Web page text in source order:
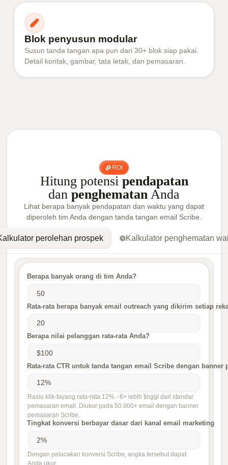
Blok penyusun modular
Susun tanda tangan apa pun dari 30+ blok siap pakai.
Detail kontak, gambar, tata letak, dan pemasaran.
ROI
Hitung potensi pendapatan
dan penghematan Anda
Lihat berapa banyak pendapatan dan waktu yang dapat
diperoleh tim Anda dengan tanda tangan email Scribe.
perolehan prospek Kalkulator penghematan
Berapa banyak orang di tim Anda?
Rata-rata berapa banyak email outreach yang dikirim setiap
Berapa nilai pelanggan rata-rata Anda?
Rata-rata CTR untuk tanda tangan email Scribe dengan banner
Rasio klik-tayang rata-rata 12% - 6× lebih tinggi dari standar
pemasaran email. Diukur pada 50.000+ email dengan banner
pemasaran Scribe.
Tingkat konversi berbayar dasar dari kanal email marketing
Dengan pelacakan konversi Scribe, angka tersebut dapat
Anda ukur.